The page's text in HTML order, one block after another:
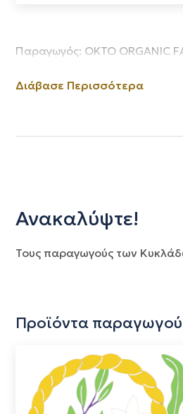
Παραγωγός: OKTO ORGANIC
Διάβασε Περισσότερα
Ανακαλύψτε!
Τους παραγωγούς των
Προϊόντα παραγωγού